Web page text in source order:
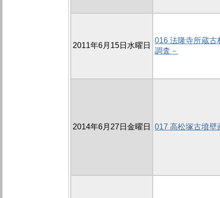
2011年6月15日水曜日
016 法隆寺所蔵古
調査－
2014年6月27日金曜日 017 高松塚古墳壁